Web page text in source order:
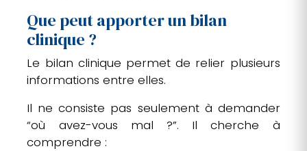
Que peut apporter un bilan
clinique ?
Le bilan clinique permet de relier plusieurs
informations entre elles.
Il ne consiste pas seulement à demander
“où avez-vous mal ?”. Il cherche à
comprendre :